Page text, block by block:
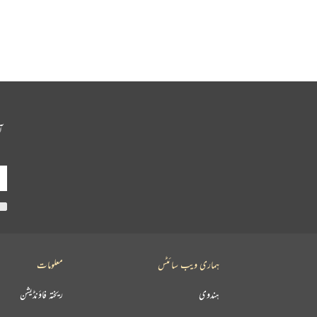
معلومات
ریختہ فاؤنڈیشن
ہماری ویب سائٹس
ہندوی